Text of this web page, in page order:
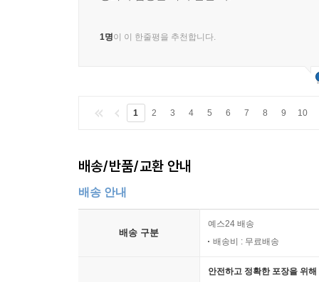
1명이 이 한줄평을 추천합니다.
1 2 3 4 5 6 7 8 9 10
배송/반품/교환 안내
배송 안내
배송 구분
예스24 배송
배송비 : 무료배송
안전하고 정확한 포장을 위